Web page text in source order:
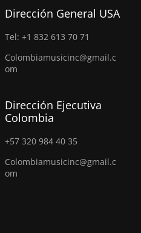
Dirección General USA
Tel: +1 832 613 70 71
Colombiamusicinc@gmail.c
om
Dirección Ejecutiva
Colombia
+57 320 984 40 35
Colombiamusicinc@gmail.c
om